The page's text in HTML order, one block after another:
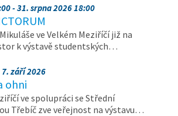
- 31. srpna 2026 18:00
ve Velkém Meziříčí již na
k výstavě studentských…
7. září 2026
ohni
ve spolupráci se Střední
Třebíč zve veřejnost na výstavu…